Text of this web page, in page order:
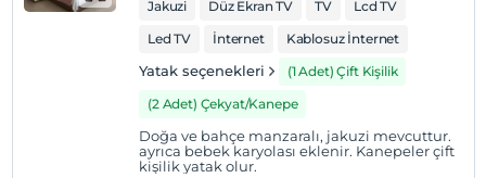
Jakuzi Düz Ekran TV TV
Lcd TV
Led TV
İnternet Kablosuz İnternet
Yatak seçenekleri
(1 Adet) Çift Kişilik
(2 Adet) Çekyat/Kanepe
Doğa ve bahçe manzaralı, jakuzi mevcuttur.
ayrıca bebek karyolası eklenir. Kanepeler çift
kişilik yatak olur.